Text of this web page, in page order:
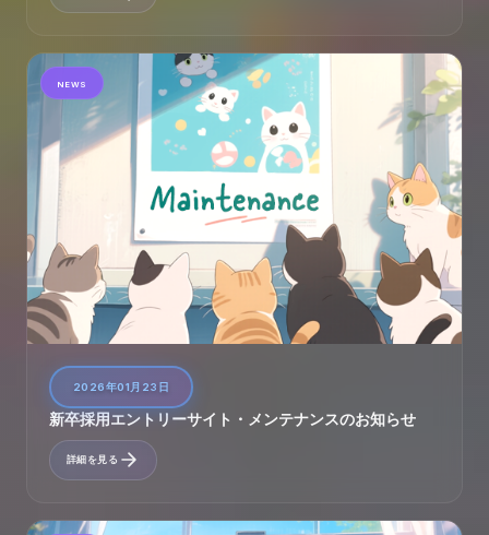
NEWS
2026年01月23日
新卒採用エントリーサイト・メンテナンスのお知らせ
詳細を見る